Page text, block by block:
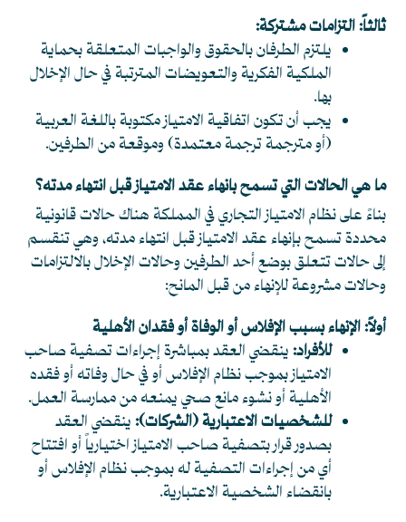
ثالثاً: التزامات مشتركة:
يلتزم الطرفان بالحقوق والواجبات المتعلقة بحماية
الملكية الفكرية والتعويضات المترتبة في حال الإخلال
بها.
يجب أن تكون اتفاقية الامتياز مكتوبة باللغة العربية
(أو مترجمة ترجمة معتمدة) وموقعة من الطرفين.
ما هي الحالات التي تسمح بانهاء عقد الامتياز قبل انتهاء مدته؟
بناءً على نظام الامتياز التجاري في المملكة هناك حالات قانونية
محددة تسمح بإنهاء عقد الامتياز قبل انتهاء مدته، وهي تنقسم
إلى حالات تتعلق بوضع أحد الطرفين وحالات الإخلال بالالتزامات
وحالات مشروعة للإنهاء من قبل المانح:
أولاً: الإنهاء بسبب الإفلاس أو الوفاة أو فقدان الأهلية
للأفراد:ينقضي العقد بمباشرة إجراءات تصفية صاحب
الامتياز بموجب نظام الإفلاس أو في حال وفاته أو فقده
الأهلية أو نشوء مانع صحي يمنعه من ممارسة العمل.
للشخصيات الاعتبارية (الشركات):ينقضي العقد
بصدور قرار بتصفية صاحب الامتياز اختيارياً أو افتتاح
أي من إجراءات التصفية له بموجب نظام الإفلاس أو
بانقضاء الشخصية الاعتبارية.